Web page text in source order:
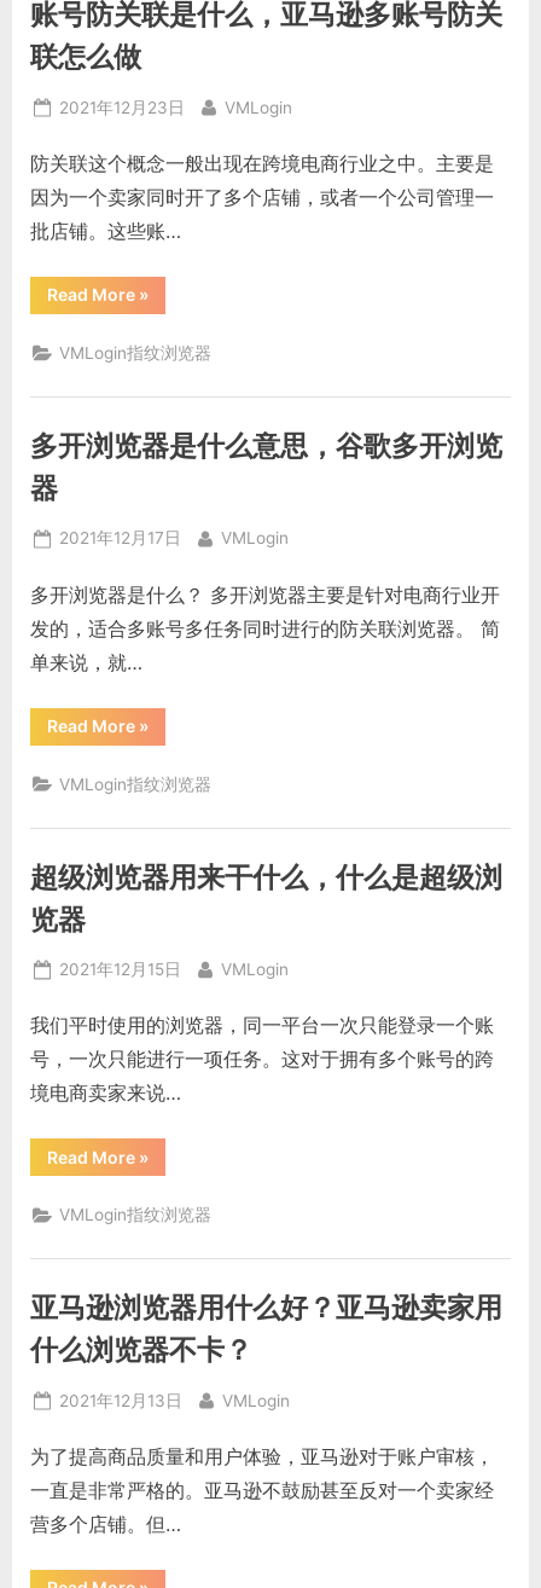
览
器
怎
么
开”
账号防关联是什么，亚马逊多账号防关
联怎么做
Posted
2021年12月23日 By
VMLogin
防关联这个概念一般出现在跨境电商行业之中。主要是
因为一个卖家同时开了多个店铺，或者一个公司管理一
批店铺。这些账…
Read More“账
号
关
联
什
亚
马
逊
防
关
么
»
VMLogin指纹浏览器
多开浏览器是什么意思，谷歌多开浏览
器
Posted
2021年12月17日 By
VMLogin
多开浏览器是什么？ 多开浏览器主要是针对电商行业开
发的，适合多账号多任务同时进行的防关联浏览器。 简
单来说，就…
Read More“多
开
览
器
什
意
思，
谷
浏
览
»
VMLogin指纹浏览器
超级浏览器用来干什么，什么是超级浏
览器
Posted
2021年12月15日 By
VMLogin
我们平时使用的浏览器，同一平台一次只能登录一个账
号，一次只能进行一项任务。这对于拥有多个账号的跨
境电商卖家来说…
Read More“超
级
览
器
来
什
么，
什
么
是
级
浏
器”
»
VMLogin指纹浏览器
亚马逊浏览器用什么好？亚马逊卖家用
什么浏览器不卡？
Posted
2021年12月13日 By
VMLogin
为了提高商品质量和用户体验，亚马逊对于账户审核，
一直是非常严格的。亚马逊不鼓励甚至反对一个卖家经
营多个店铺。但…